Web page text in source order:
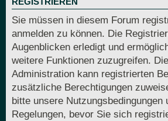
Sie müssen in diesem Forum
anmelden zu können. Die
Augenblicken erledigt und
weitere Funktionen zuzugreifen.
Administration kann registrierten
zusätzliche Berechtigungen
bitte unsere Nutzungsbedingungen
Regelungen, bevor Sie sich